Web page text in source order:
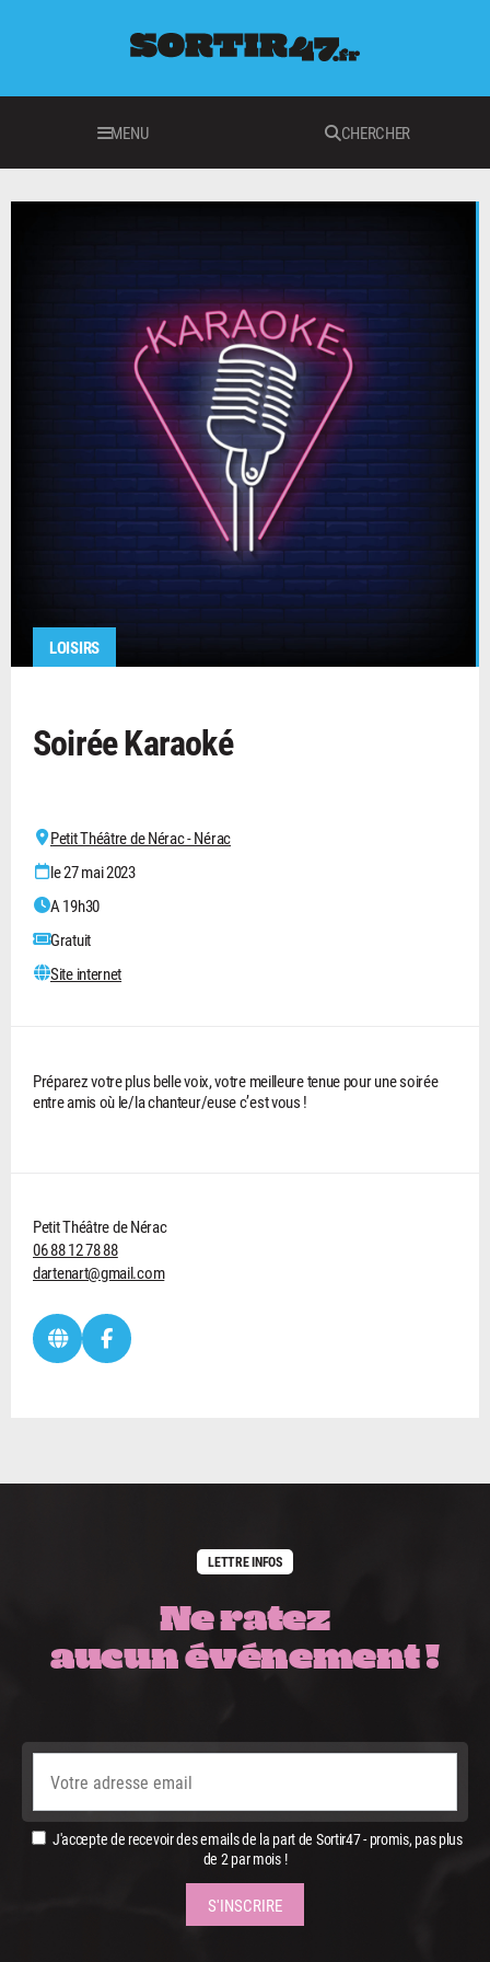
MENU CHERCHER
LOISIRS
Soirée Karaoké
Petit Théâtre de Nérac - Nérac
le 27 mai 2023
A 19h30
Gratuit
Site internet
Préparez votre plus belle voix, votre meilleure tenue pour une soirée
entre amis où le/la chanteur/euse c’est vous !
Petit Théâtre de Nérac
06 88 12 78 88
dartenart@gmail.com
LETTRE INFOS
Ne ratez
aucun événement !
J'accepte de recevoir des emails de la part de Sortir47 - promis, pas plus
de 2 par mois !